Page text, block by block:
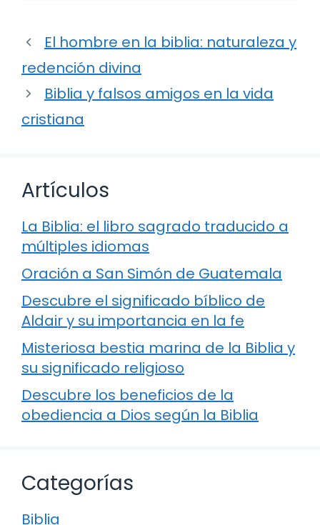
El hombre en la biblia: naturaleza y
redención divina
Biblia y falsos amigos en la vida
cristiana
Artículos
La Biblia: el libro sagrado traducido a
múltiples idiomas
Oración a San Simón de Guatemala
Descubre el significado bíblico de
Aldair y su importancia en la fe
Misteriosa bestia marina de la Biblia y
su significado religioso
Descubre los beneficios de la
obediencia a Dios según la Biblia
Categorías
Biblia